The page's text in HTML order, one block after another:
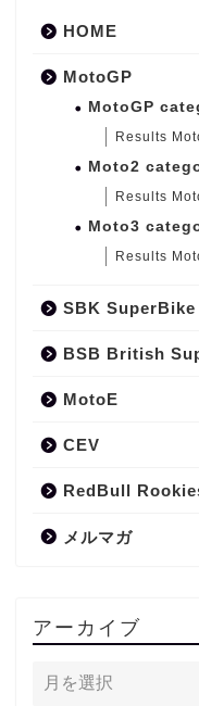
HOME
MotoGP
MotoGP
Results
Moto2
Results
Moto3
Results
SBK SuperBike
BSB British
MotoE
CEV
RedBull
メルマガ
アーカイブ